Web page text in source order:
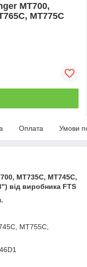
MT700,
MT775C
Оплата Умови
MT735C, MT745C,
від виробника FTS
MT755C,